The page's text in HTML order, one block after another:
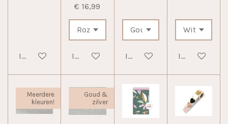
In winkelwagen
€ 16,99
In winkelwagenIn winkelwagenIn
Meerdere
kleuren!
Goud &
zilver